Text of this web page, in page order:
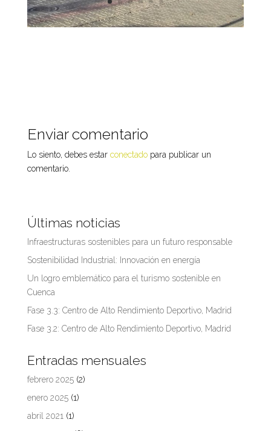
Enviar comentario
Lo siento, debes estar conectadopara publicar un
comentario.
Últimas noticias
Infraestructuras sostenibles para un futuro responsable
Sostenibilidad Industrial: Innovación en energía
Un logro emblemático para el turismo sostenible en
Cuenca
Fase 3.3: Centro de Alto Rendimiento Deportivo, Madrid
Fase 3.2: Centro de Alto Rendimiento Deportivo, Madrid
Entradas mensuales
febrero 2025(2)
enero 2025(1)
abril 2021(1)